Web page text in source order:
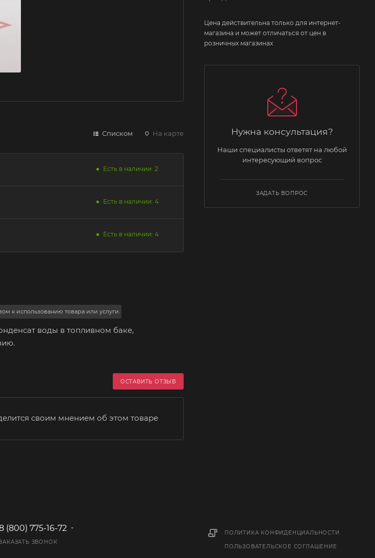
Списком На карте
Есть в наличии: 2
Есть в наличии: 4
Есть в наличии: 4
к использованию товара или услуги.
воды в топливном баке,
ОСТАВИТЬ ОТЗЫВ
своим мнением об этом товаре
Цена действительна только для интернет-
магазина и может отличаться от цен в
розничных магазинах
Нужна консультация?
Наши специалисты ответят на любой
интересующий вопрос
ЗАДАТЬ ВОПРОС
(800) 775-16-72
ЗВОНОК
ПОЛИТИКА КОНФИДЕНЦИАЛЬНОСТИ
ПОЛЬЗОВАТЕЛЬСКОЕ СОГЛАШЕНИЕ